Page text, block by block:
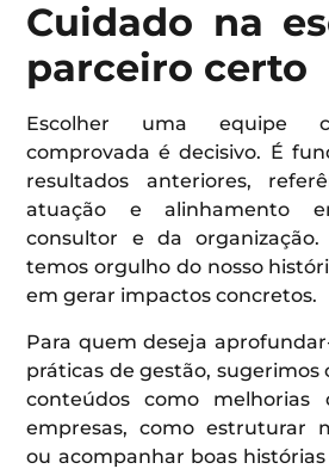
Cuidado na
parceiro certo
Escolher uma equipe
comprovada é decisivo. É
resultados anteriores,
atuação e alinhamento
consultor e da
temos orgulho do nosso
em gerar impactos concretos.
Para quem deseja
práticas de gestão,
conteúdos como melhorias
empresas, como estruturar
ou acompanhar boas